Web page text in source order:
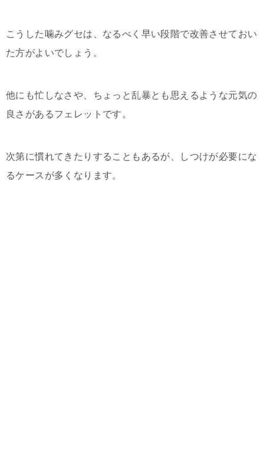
こうした噛みグセは、なるべく早い段階で改善させておい
た方がよいでしょう。
他にも忙しなさや、ちょっと乱暴とも思えるような元気の
良さがあるフェレットです。
次第に慣れてきたりすることもあるが、しつけが必要にな
るケースが多くなります。